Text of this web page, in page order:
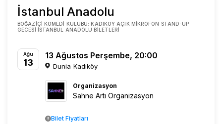
İstanbul Anadolu
BOĞAZIÇI KOMEDI KULÜBÜ: KADIKÖY AÇIK MIKROFON STAND-UP
GECESI İSTANBUL ANADOLU BILETLERI
Ağu
13
13 Ağustos Perşembe, 20:00
Dunia Kadıköy
Organizasyon
Sahne Artı Organizasyon
Bilet Fiyatları